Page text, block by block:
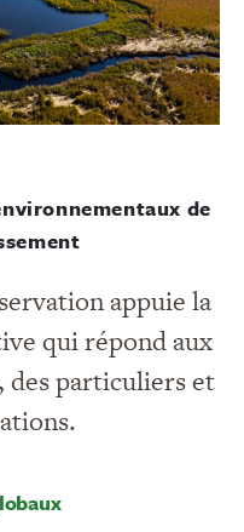
de
appuie la
qui répond aux
des particuliers et